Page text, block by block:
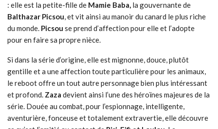
: elle est la petite-fille de Mamie Baba, la gouvernante de
Balthazar Picsou, et vit ainsi au manoir du canard le plus riche
du monde. Picsou se prend d’affection pour elle et l’adopte
pour en faire sa propre nièce.
Si dans la série d’origine, elle est mignonne, douce, plutôt
gentille et a une affection toute particulière pour les animaux,
le reboot offre un tout autre personnage bien plus intéressant
et profond. Zaza devient ainsi l’une des héroïnes majeures de la
série. Douée au combat, pour l’espionnage, intelligente,
aventurière, fonceuse et totalement extravertie, elle découvre